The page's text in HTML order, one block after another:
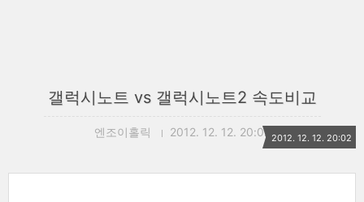
갤럭시노트 vs 갤럭시노트2 속도비교
엔조이홀릭 2012. 12. 12. 20:02 2012. 12. 12. 20:02